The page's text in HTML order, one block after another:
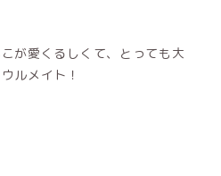
が愛くるしくて、とっても大
ルメイト！